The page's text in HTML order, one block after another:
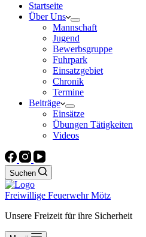
Startseite
Über Uns
Mannschaft
Jugend
Bewerbsgruppe
Fuhrpark
Einsatzgebiet
Chronik
Termine
Beiträge
Einsätze
Übungen Tätigkeiten
Videos
Suchen
Freiwillige Feuerwehr Mötz
Unsere Freizeit für ihre Sicherheit